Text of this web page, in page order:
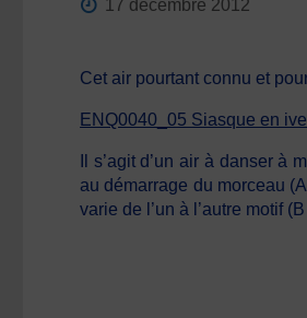
17 décembre 2012
Cet air pourtant connu et
ENQ0040_05 Siasque en
Il s’agit d’un air à danser
au démarrage du morceau
varie de l’un à l’autre motif